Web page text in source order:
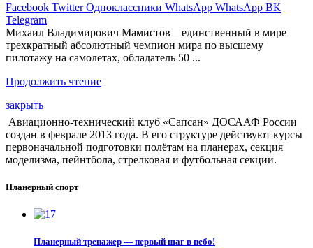
Facebook Twitter Одноклассники WhatsApp WhatsApp ВК
Telegram
Михаил Владимирович Мамистов – единственный в мире
трехкратный абсолютный чемпион мира по высшему
пилотажу на самолетах, обладатель 50 ...
Продолжить чтение
закрыть
Авиационно-технический клуб «Сапсан» ДОСААФ России
создан в феврале 2013 года. В его структуре действуют курсы
первоначальной подготовки полётам на планерах, секция
моделизма, пейнтбола, стрелковая и футбольная секции.
Планерный спорт
Планерный тренажер — первый шаг в небо!